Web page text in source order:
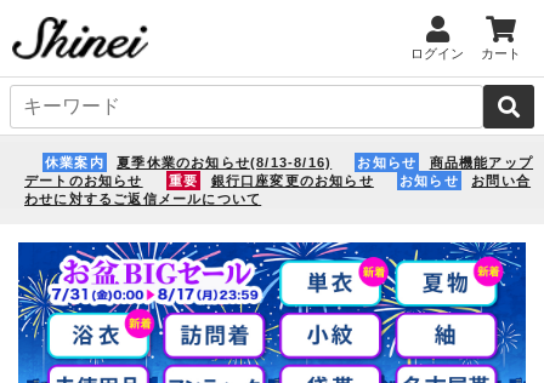
ログイン カート
休業案内 夏季休業のお知らせ(8/13-8/16) お知らせ
商品機能アップ
デートのお知らせ
重要 銀行口座変更のお知らせ お知らせ
お問い合
わせに対するご返信メールについて